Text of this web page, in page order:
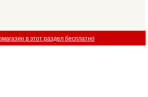
в этот раздел бесплатно